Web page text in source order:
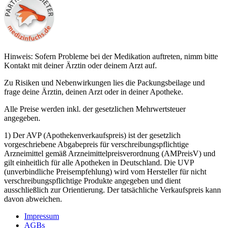
Hinweis: Sofern Probleme bei der Medikation auftreten, nimm bitte
Kontakt mit deiner Ärztin oder deinem Arzt auf.
Zu Risiken und Nebenwirkungen lies die Packungsbeilage und
frage deine Ärztin, deinen Arzt oder in deiner Apotheke.
Alle Preise werden inkl. der gesetzlichen Mehrwertsteuer
angegeben.
1) Der AVP (Apothekenverkaufspreis) ist der gesetzlich
vorgeschriebene Abgabepreis für verschreibungspflichtige
Arzneimittel gemäß Arzneimittelpreisverordnung (AMPreisV) und
gilt einheitlich für alle Apotheken in Deutschland. Die UVP
(unverbindliche Preisempfehlung) wird vom Hersteller für nicht
verschreibungspflichtige Produkte angegeben und dient
ausschließlich zur Orientierung. Der tatsächliche Verkaufspreis kann
davon abweichen.
Impressum
AGBs